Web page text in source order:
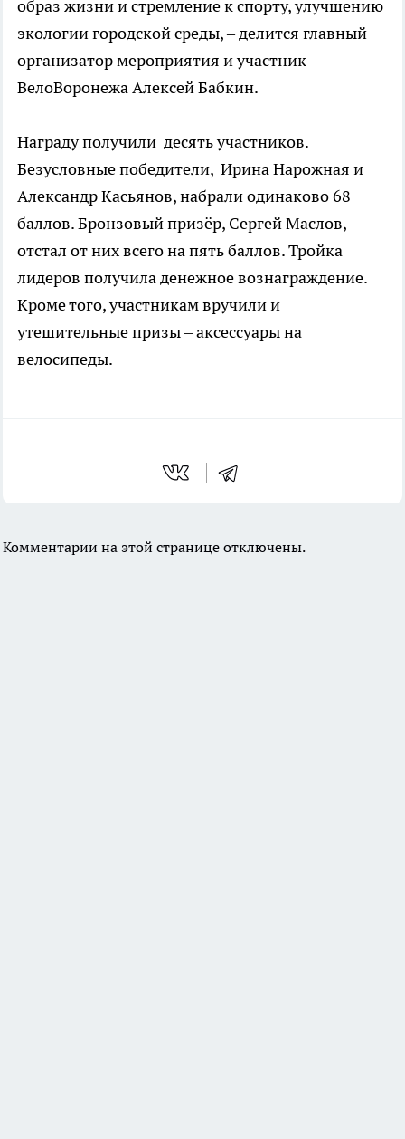
образ жизни и стремление к спорту, улучшению
экологии городской среды, – делится главный
организатор мероприятия и участник
ВелоВоронежа Алексей Бабкин.
Награду получили десять участников.
Безусловные победители, Ирина Нарожная и
Александр Касьянов, набрали одинаково 68
баллов. Бронзовый призёр, Сергей Маслов,
отстал от них всего на пять баллов. Тройка
лидеров получила денежное вознаграждение.
Кроме того, участникам вручили и
утешительные призы – аксессуары на
велосипеды.
Комментарии на этой странице отключены.